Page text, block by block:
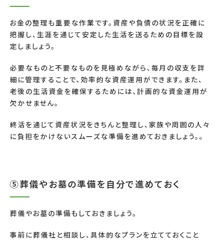
お金の整理も重要な作業です。資産や負債の状況を正確に
把握し、生涯を通じて安定した生活を送るための目標を設
定しましょう。
必要なものと不要なものを見極めながら、毎月の収支を詳
細に管理することで、効率的な資産運用ができます。また、
老後の生活資金を確保するためには、計画的な資金運用が
欠かせません。
終活を通じて資産状況をきちんと整理し、家族や周囲の人々
に負担をかけないスムーズな準備を進めておきましょう。。
⑤葬儀やお墓の準備を自分で進めておく
葬儀やお墓の準備もしておきましょう。
事前に葬儀社と相談し、具体的なプランを立てておくこと